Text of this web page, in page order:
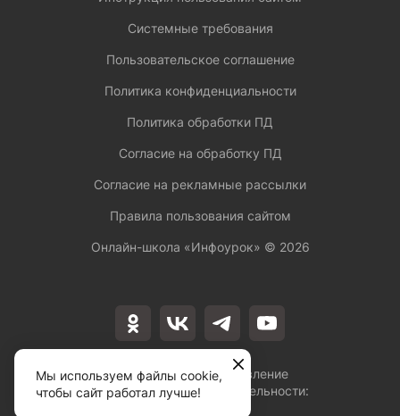
Лицензия на осуществление
образовательной деятельности:
Системные требования
Пользовательское соглашение
Политика конфиденциальности
Политика обработки ПД
Согласие на обработку ПД
Согласие на рекламные рассылки
Правила пользования сайтом
Онлайн-школа «Инфоурок» © 2026
Мы используем файлы cookie,
чтобы сайт работал лучше!